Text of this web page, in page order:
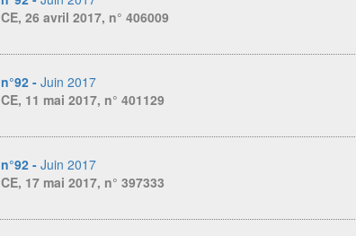
CE, 26 avril 2017, n° 406009
n°92 - Juin 2017
CE, 11 mai 2017, n° 401129
n°92 - Juin 2017
CE, 17 mai 2017, n° 397333